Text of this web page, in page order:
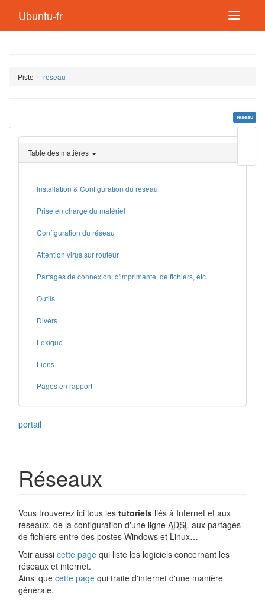
Ubuntu-fr
Piste reseau
reseau
page
Table des matières
Installation & Configuration du réseau
Prise en charge du matériel
Configuration du réseau
Attention virus sur routeur
Partages de connexion, d'imprimante, de fichiers, etc.
Outils
Divers
Lexique
Liens
Pages en rapport
portail
Réseaux
Vous trouverez ici tous les tutoriels liés à Internet et aux
réseaux, de la configuration d'une ligne ADSL aux partages
de fichiers entre des postes Windows et Linux…
Voir aussi cette page qui liste les logiciels concernant les
réseaux et internet.
Ainsi que cette page qui traite d'internet d'une manière
générale.